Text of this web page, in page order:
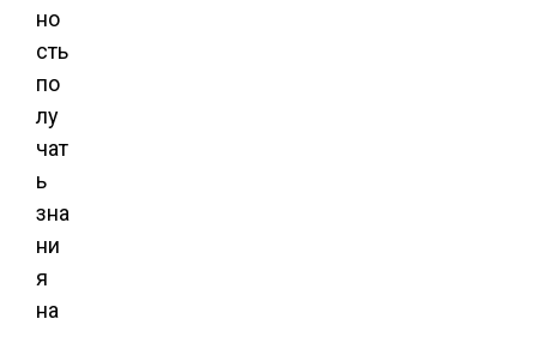
но
сть
по
лу
чат
ь
зна
ни
я
на